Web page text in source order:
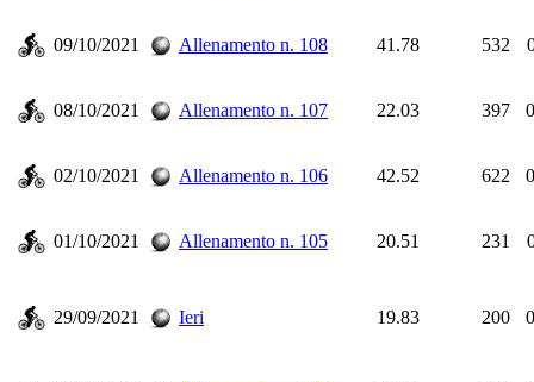
09/10/2021 Allenamento n. 108 41.78 532
08/10/2021 Allenamento n. 107 22.03 397
02/10/2021 Allenamento n. 106 42.52 622
01/10/2021 Allenamento n. 105 20.51 231
29/09/2021 Ieri 19.83 200